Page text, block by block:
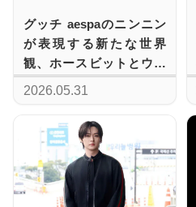
グッチ aespaのニンニン
が表現する新たな世界
観、ホースビットとウェ
ブ ストライプが織りなす
2026.05.31